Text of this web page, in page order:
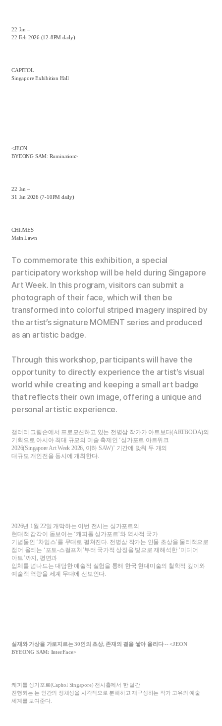
22 Jan –
22 Feb 2026 (12-8PM daily)
CAPITOL
Singapore Exhibition Hall
<JEON
BYEONG SAM: Rumination>
22 Jan –
31 Jan 2026 (7-10PM daily)
CHIJMES
Main Lawn
To commemorate this exhibition, a special
participatory workshop will be held during Singapore
Art Week. In this program, visitors can submit a
photograph of their face, which will then be
transformed into colorful striped imagery inspired by
the artist’s signature MOMENT series and produced
as an artistic badge.
Through this workshop, participants will have the
opportunity to directly experience the artist’s visual
world while creating and keeping a small art badge
that reflects their own image, offering a unique and
personal artistic experience.
갤러리 그림손에서 프로모션하고 있는 전병삼 작가가 아트보다(ARTBODA)의
기획으로 아시아 최대 규모의 미술 축제인 ‘싱가포르 아트위크
2026(Singapore Art Week 2026, 이하 SAW)’ 기간에 맞춰 두 개의
대규모 개인전을 동시에 개최한다.
2026년 1월 22일 개막하는 이번 전시는 싱가포르의
현대적 감각이 돋보이는 ‘캐피톨 싱가포르’와 역사적 국가
기념물인 ‘차임스’를 무대로 펼쳐진다. 전병삼 작가는 인물 초상을 물리적으로
접어 올리는 ‘포토-스컬프처 ’부터 국가적 상징을 빛으로 재해석한‘미디어
아트’까지 , 평면과
입체를 넘나드는 대담한 예술적 실험을 통해 한국 현대미술의 철학적 깊이와
예술적 역량을 세계 무대에 선보인다.
실재와 가상을 가로지르는30인의 초상, 존재의 결을 쌓아 올리다-- <JEON
BYEONG SAM: InterFace>
캐피톨 싱가포르(Capitol Singapore) 전시홀에서 한 달간
진행되는 는 인간의 정체성을 시각적으로 분해하고 재구성하는 작가 고유의 예술
세계를 보여준다.